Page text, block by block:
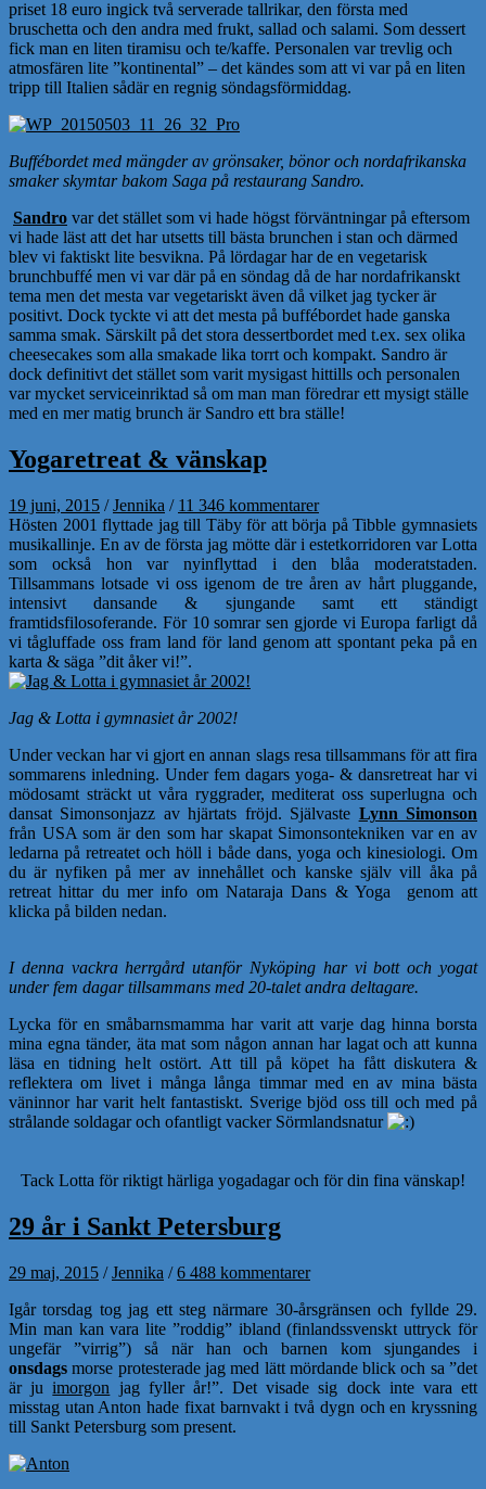
priset 18 euro ingick två serverade tallrikar, den första med
bruschetta och den andra med frukt, sallad och salami. Som dessert
fick man en liten tiramisu och te/kaffe. Personalen var trevlig och
atmosfären lite ”kontinental” – det kändes som att vi var på en liten
tripp till Italien sådär en regnig söndagsförmiddag.
Buffébordet med mängder av grönsaker, bönor och nordafrikanska
smaker skymtar bakom Saga på restaurang Sandro.
Sandro var det stället som vi hade högst förväntningar på eftersom
vi hade läst att det har utsetts till bästa brunchen i stan och därmed
blev vi faktiskt lite besvikna. På lördagar har de en vegetarisk
brunchbuffé men vi var där på en söndag då de har nordafrikanskt
tema men det mesta var vegetariskt även då vilket jag tycker är
positivt. Dock tyckte vi att det mesta på buffébordet hade ganska
samma smak. Särskilt på det stora dessertbordet med t.ex. sex olika
cheesecakes som alla smakade lika torrt och kompakt. Sandro är
dock definitivt det stället som varit mysigast hittills och personalen
var mycket serviceinriktad så om man man föredrar ett mysigt ställe
med en mer matig brunch är Sandro ett bra ställe!
Yogaretreat & vänskap
19 juni, 2015 /Jennika / 11 346 kommentarer
Hösten 2001 flyttade jag till Täby för att börja på Tibble gymnasiets
musikallinje. En av de första jag mötte där i estetkorridoren var Lotta
som också hon var nyinflyttad i den blåa moderatstaden.
Tillsammans lotsade vi oss igenom de tre åren av hårt pluggande,
intensivt dansande & sjungande samt ett ständigt
framtidsfilosoferande. För 10 somrar sen gjorde vi Europa farligt då
vi tågluffade oss fram land för land genom att spontant peka på en
karta & säga ”dit åker vi!”.
Jag & Lotta i gymnasiet år 2002!
Under veckan har vi gjort en annan slags resa tillsammans för att fira
sommarens inledning. Under fem dagars yoga- & dansretreat har vi
mödosamt sträckt ut våra ryggrader, mediterat oss superlugna och
dansat Simonsonjazz av hjärtats fröjd. Självaste Lynn Simonson
från USA som är den som har skapat Simonsontekniken var en av
ledarna på retreatet och höll i både dans, yoga och kinesiologi. Om
du är nyfiken på mer av innehållet och kanske själv vill åka på
retreat hittar du mer info om Nataraja Dans & Yoga genom att
klicka på bilden nedan.
I denna vackra herrgård utanför Nyköping har vi bott och yogat
under fem dagar tillsammans med 20-talet andra deltagare.
Lycka för en småbarnsmamma har varit att varje dag hinna borsta
mina egna tänder, äta mat som någon annan har lagat och att kunna
läsa en tidning helt ostört. Att till på köpet ha fått diskutera &
reflektera om livet i många långa timmar med en av mina bästa
väninnor har varit helt fantastiskt. Sverige bjöd oss till och med på
strålande soldagar och ofantligt vacker Sörmlandsnatur
Tack Lotta för riktigt härliga yogadagar och för din fina vänskap!
29 år i Sankt Petersburg
29 maj, 2015 /Jennika /6 488 kommentarer
Igår torsdag tog jag ett steg närmare 30-årsgränsen och fyllde 29.
Min man kan vara lite ”roddig” ibland (finlandssvenskt uttryck för
ungefär ”virrig”) så när han och barnen kom sjungandes i
onsdagsmorse protesterade jag med lätt mördande blick och sa ”det
är juimorgon jag fyller år!”. Det visade sig dock inte vara ett
misstag utan Anton hade fixat barnvakt i två dygn och en kryssning
till Sankt Petersburg som present.